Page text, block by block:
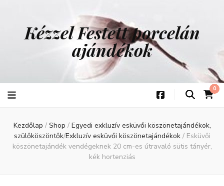
Kézzel Festett porcelán
ajándékok
0
Kezdőlap / Shop / Egyedi exkluzív esküvői köszönetajándékok,
szülőköszöntők/Exkluzív esküvői köszönetajándékok / Esküvői
köszönetajándék vendégeknek 20 cm-es útravaló sütis tányér,
kék hortenziás